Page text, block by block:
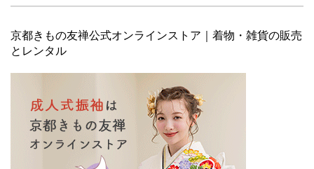
京都きもの友禅公式オンラインストア｜着物・雑貨の販売
とレンタル